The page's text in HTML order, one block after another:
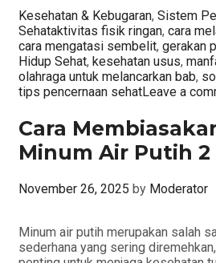
Categories
Kesehatan & Kebugaran, Sistem
SehatTags
aktivitas fisik ringan, cara
cara mengatasi sembelit, gerakan
Hidup Sehat, kesehatan usus,
olahraga untuk melancarkan bab,
tips pencernaan sehatLeave a
Cara
Minum Air Putih
November 26, 2025 by Moderator
Minum air putih merupakan salah
sederhana yang sering